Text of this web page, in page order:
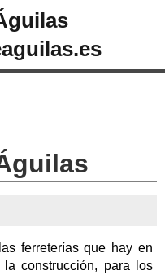
ferreterías que hay en
construcción, para los